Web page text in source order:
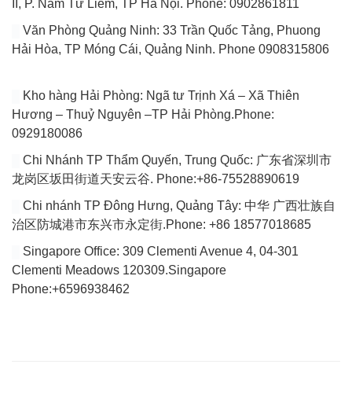
II, P. Nam Từ Liêm, TP Hà Nội. Phone: 0902861811
Văn Phòng Quảng Ninh: 33 Trần Quốc Tảng, Phuong
Hải Hòa, TP Móng Cái, Quảng Ninh. Phone 0908315806
Kho hàng Hải Phòng: Ngã tư Trịnh Xá – Xã Thiên
Hương – Thuỷ Nguyên –TP Hải Phòng.Phone:
0929180086
Chi Nhánh TP Thẩm Quyến, Trung Quốc: 广东省深圳市
龙岗区坂田街道天安云谷. Phone:+86-75528890619
Chi nhánh TP Đông Hưng, Quảng Tây: 中华 广西壮族自
治区防城港市东兴市永定街.Phone: +86 18577018685
Singapore Office: 309 Clementi Avenue 4, 04-301
Clementi Meadows 120309.Singapore
Phone:+6596938462